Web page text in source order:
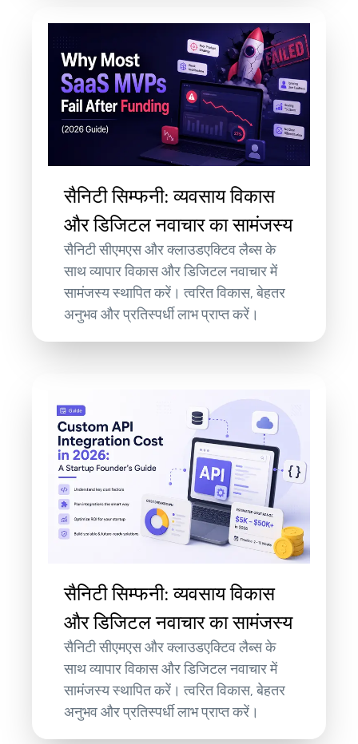
सैनिटी सिम्फनी: व्यवसाय विकास
और डिजिटल नवाचार का सामंजस्य
सैनिटी सीएमएस और क्लाउडएक्टिव लैब्स के
साथ व्यापार विकास और डिजिटल नवाचार में
सामंजस्य स्थापित करें। त्वरित विकास, बेहतर
अनुभव और प्रतिस्पर्धी लाभ प्राप्त करें।
सैनिटी सिम्फनी: व्यवसाय विकास
और डिजिटल नवाचार का सामंजस्य
सैनिटी सीएमएस और क्लाउडएक्टिव लैब्स के
साथ व्यापार विकास और डिजिटल नवाचार में
सामंजस्य स्थापित करें। त्वरित विकास, बेहतर
अनुभव और प्रतिस्पर्धी लाभ प्राप्त करें।